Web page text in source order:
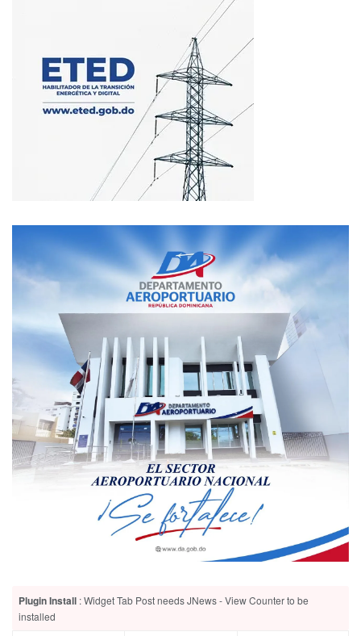
Plugin Install : Widget Tab Post needs JNews - View Counter to be
installed